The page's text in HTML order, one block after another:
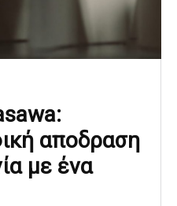
αποδραση
με ένα